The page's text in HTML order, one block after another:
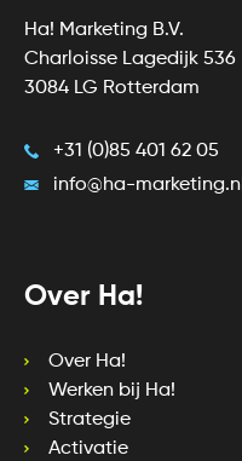
Over Ha!
Over Ha!
Werken bij Ha!
Strategie
Activatie
Ha! Marketing B.V.
Charloisse Lagedijk 536
3084 LG Rotterdam
+31 (0)85 401 62 05
info@ha-marketing.nl